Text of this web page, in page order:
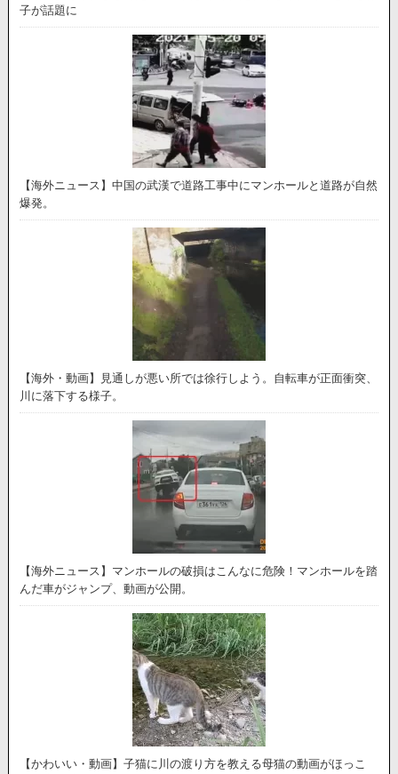
子が話題に
【海外ニュース】中国の武漢で道路工事中にマンホールと道路が自然
爆発。
【海外・動画】見通しが悪い所では徐行しよう。自転車が正面衝突、
川に落下する様子。
【海外ニュース】マンホールの破損はこんなに危険！マンホールを踏
んだ車がジャンプ、動画が公開。
【かわいい・動画】子猫に川の渡り方を教える母猫の動画がほっこ